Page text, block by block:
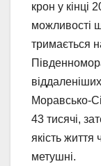
крон у кінці
можливості
тримається
Моравсько-
43 тисячі,
якість
метушні.